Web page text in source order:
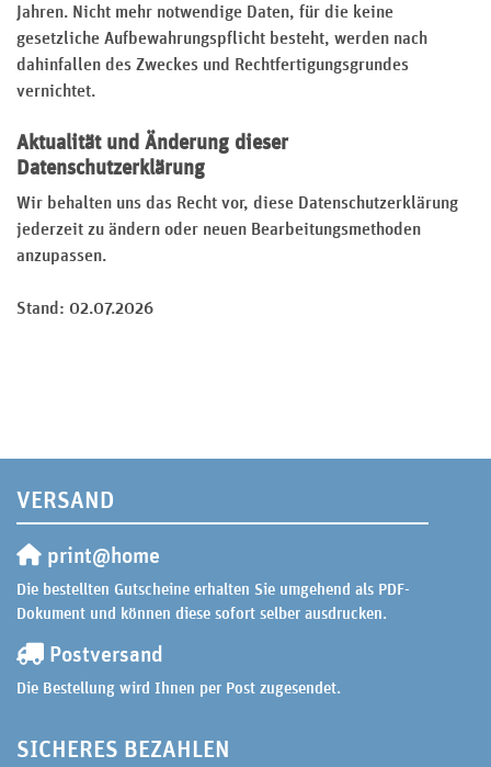
Jahren. Nicht mehr notwendige Daten, für die keine
gesetzliche Aufbewahrungspflicht besteht, werden nach
dahinfallen des Zweckes und Rechtfertigungsgrundes
vernichtet.
Aktualität und Änderung dieser
Datenschutzerklärung
Wir behalten uns das Recht vor, diese Datenschutzerklärung
jederzeit zu ändern oder neuen Bearbeitungsmethoden
anzupassen.
Stand: 02.07.2026
VERSAND
print@home
Die bestellten Gutscheine erhalten Sie umgehend als PDF-
Dokument und können diese sofort selber ausdrucken.
Postversand
Die Bestellung wird Ihnen per Post zugesendet.
SICHERES BEZAHLEN